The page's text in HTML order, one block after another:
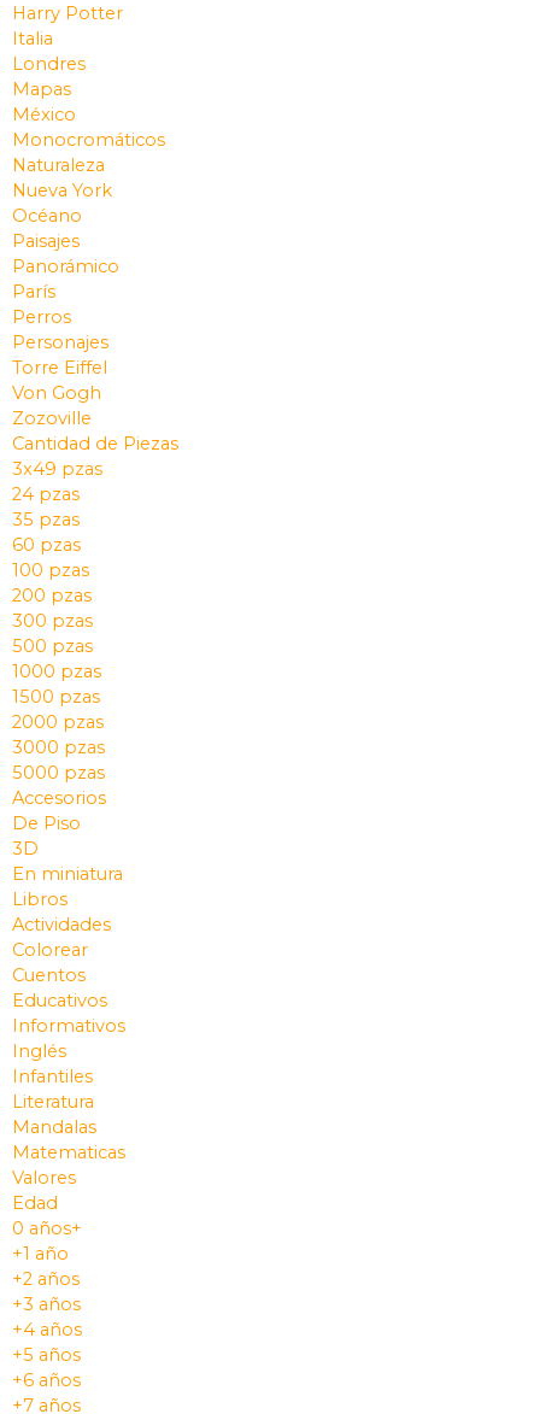
Harry Potter
Italia
Londres
Mapas
México
Monocromáticos
Naturaleza
Nueva York
Océano
Paisajes
Panorámico
París
Perros
Personajes
Torre Eiffel
Von Gogh
Zozoville
Cantidad de Piezas
3x49 pzas
24 pzas
35 pzas
60 pzas
100 pzas
200 pzas
300 pzas
500 pzas
1000 pzas
1500 pzas
2000 pzas
3000 pzas
5000 pzas
Accesorios
De Piso
3D
En miniatura
Libros
Actividades
Colorear
Cuentos
Educativos
Informativos
Inglés
Infantiles
Literatura
Mandalas
Matematicas
Valores
Edad
0 años+
+1 año
+2 años
+3 años
+4 años
+5 años
+6 años
+7 años